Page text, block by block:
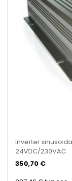
Inverter
24VDC/230VAC
350,70 €